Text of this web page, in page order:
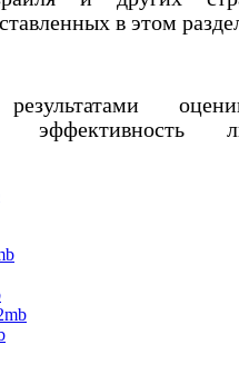
в этом
эффективность